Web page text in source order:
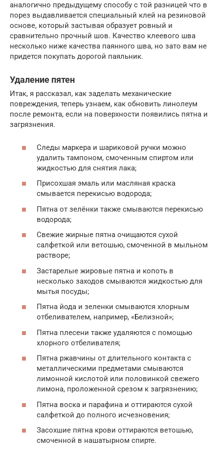
аналогично предыдущему способу с той разницей что в
порез выдавливается специальный клей на резиновой
основе, который застывая образует ровный и
сравнительно прочный шов. Качество клеевого шва
несколько ниже качества паянного шва, но зато вам не
придется покупать дорогой паяльник.
Удаление пятен
Итак, я рассказал, как заделать механические
повреждения, теперь узнаем, как обновить линолеум
после ремонта, если на поверхности появились пятна и
загрязнения.
Следы маркера и шариковой ручки можно
удалить тампоном, смоченным спиртом или
жидкостью для снятия лака;
Присохшая эмаль или масляная краска
смывается перекисью водорода;
Пятна от зелёнки также смываются перекисью
водорода;
Свежие жирные пятна очищаются сухой
салфеткой или ветошью, смоченной в мыльном
растворе;
Застарелые жировые пятна и копоть в
несколько заходов смываются жидкостью для
мытья посуды;
Пятна йода и зеленки смываются хлорным
отбеливателем, например, «Белизной»;
Пятна плесени также удаляются с помощью
хлорного отбеливателя;
Пятна ржавчины от длительного контакта с
металлическими предметами смываются
лимонной кислотой или половинкой свежего
лимона, проложенной срезом к загрязнению;
Пятна воска и парафина и оттираются сухой
салфеткой до полного исчезновения;
Засохшие пятна крови оттираются ветошью,
смоченной в нашатырном спирте.